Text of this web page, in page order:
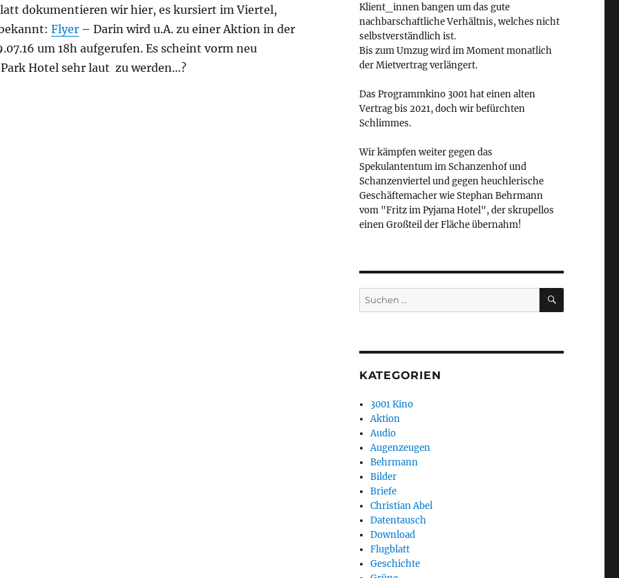
dokumentieren wir hier, es kursiert im Viertel,
Flyer– Darin wird u.A. zu einer Aktion in der
um 18h aufgerufen. Es scheint vorm neu
Hotel sehr laut zu werden…?
Klient_innen bangen um das gute
nachbarschaftliche Verhältnis, welches nicht
selbstverständlich ist.
Bis zum Umzug wird im Moment monatlich
der Mietvertrag verlängert.
Das Programmkino 3001 hat einen alten
Vertrag bis 2021, doch wir befürchten
Schlimmes.
Wir kämpfen weiter gegen das
Spekulantentum im Schanzenhof und
Schanzenviertel und gegen heuchlerische
Geschäftemacher wie Stephan Behrmann
vom "Fritz im Pyjama Hotel", der skrupellos
einen Großteil der Fläche übernahm!
Suchen
nach:
SUCHEN
KATEGORIEN
3001 Kino
Aktion
Audio
Augenzeugen
Behrmann
Bilder
Briefe
Christian Abel
Datentausch
Download
Flugblatt
Geschichte